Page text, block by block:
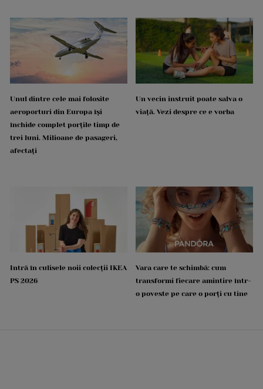
Unul dintre cele mai folosite
aeroporturi din Europa își
închide complet porțile timp de
trei luni. Milioane de pasageri,
afectați
Un vecin instruit poate salva o
viață. Vezi despre ce e vorba
Intră în culisele noii colecții IKEA
PS 2026
Vara care te schimbă: cum
transformi fiecare amintire într-
o poveste pe care o porți cu tine